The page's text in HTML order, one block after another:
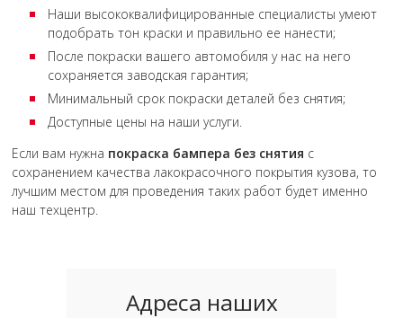
Наши высококвалифицированные специалисты умеют
подобрать тон краски и правильно ее нанести;
После покраски вашего автомобиля у нас на него
сохраняется заводская гарантия;
Минимальный срок покраски деталей без снятия;
Доступные цены на наши услуги.
Если вам нужна покраска бампера без снятия с
сохранением качества лакокрасочного покрытия кузова, то
лучшим местом для проведения таких работ будет именно
наш техцентр.
Адреса наших